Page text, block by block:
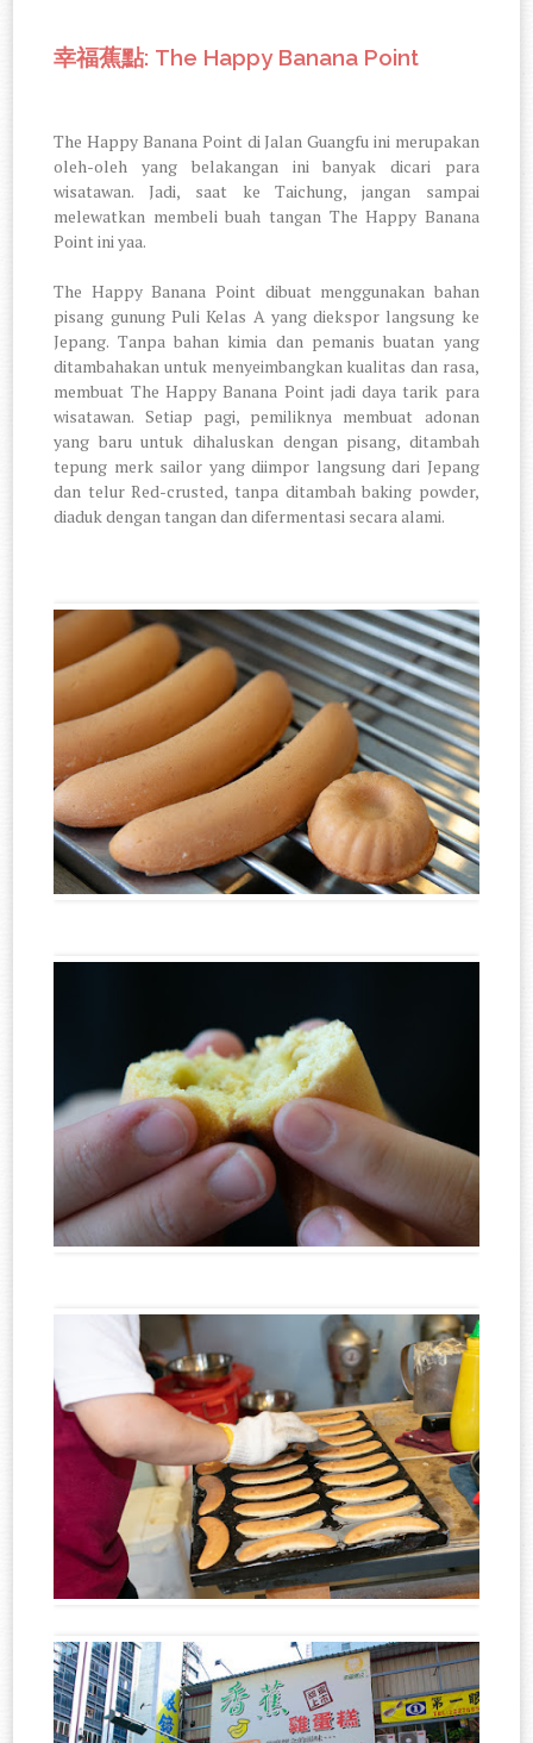
幸福蕉點: The Happy Banana Point
The Happy Banana Point di Jalan Guangfu ini merupakan
oleh-oleh yang belakangan ini banyak dicari para
wisatawan. Jadi, saat ke Taichung, jangan sampai
melewatkan membeli buah tangan The Happy Banana
Point ini yaa.
The Happy Banana Point dibuat menggunakan bahan
pisang gunung Puli Kelas A yang diekspor langsung ke
Jepang. Tanpa bahan kimia dan pemanis buatan yang
ditambahakan untuk menyeimbangkan kualitas dan rasa,
membuat The Happy Banana Point jadi daya tarik para
wisatawan. Setiap pagi, pemiliknya membuat adonan
yang baru untuk dihaluskan dengan pisang, ditambah
tepung merk sailor yang diimpor langsung dari Jepang
dan telur Red-crusted, tanpa ditambah baking powder,
diaduk dengan tangan dan difermentasi secara alami.